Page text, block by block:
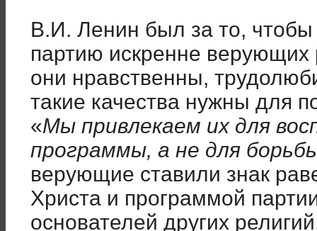
В.И. Ленин был за то, чтобы
партию искренне верующих
они нравственны,
такие качества нужны для
«Мы привлекаем их для
программы, а не для
верующие ставили знак
Христа и программой
основателей других